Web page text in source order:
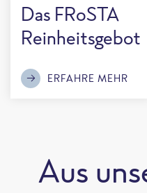
Das FRoSTA
Reinheitsgebot
ERFAHRE MEHR
Aus